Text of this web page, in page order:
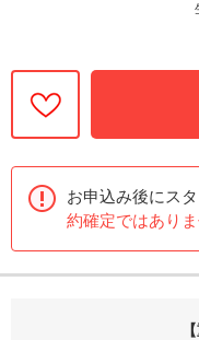
お申込み後にス
約確定ではあり